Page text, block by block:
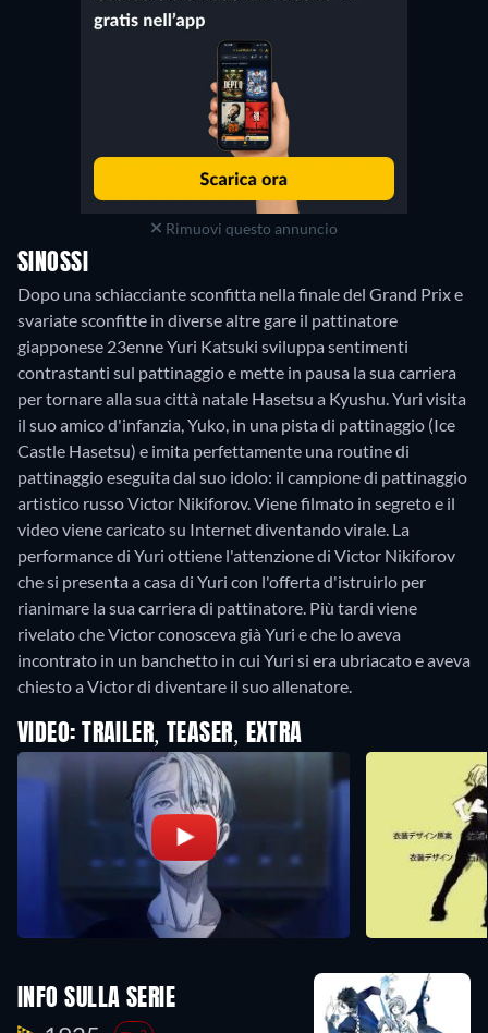
Rimuovi questo annuncio
SINOSSI
Dopo una schiacciante sconfitta nella finale del Grand Prix e
svariate sconfitte in diverse altre gare il pattinatore
giapponese 23enne Yuri Katsuki sviluppa sentimenti
contrastanti sul pattinaggio e mette in pausa la sua carriera
per tornare alla sua città natale Hasetsu a Kyushu. Yuri visita
il suo amico d'infanzia, Yuko, in una pista di pattinaggio (Ice
Castle Hasetsu) e imita perfettamente una routine di
pattinaggio eseguita dal suo idolo: il campione di pattinaggio
artistico russo Victor Nikiforov. Viene filmato in segreto e il
video viene caricato su Internet diventando virale. La
performance di Yuri ottiene l'attenzione di Victor Nikiforov
che si presenta a casa di Yuri con l'offerta d'istruirlo per
rianimare la sua carriera di pattinatore. Più tardi viene
rivelato che Victor conosceva già Yuri e che lo aveva
incontrato in un banchetto in cui Yuri si era ubriacato e aveva
chiesto a Victor di diventare il suo allenatore.
VIDEO: TRAILER, TEASER, EXTRA
INFO SULLA SERIE